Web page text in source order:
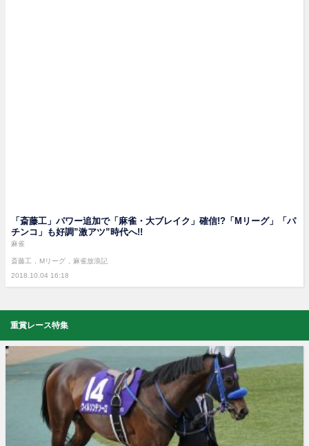
「斎藤工」パワー追加で「麻雀・大ブレイク」確信!?「Mリーグ」「パ
チンコ」も好調”激アツ”時代へ!!
2018.10.04 16:18
麻雀
斎藤工 Mリーグ 麻雀放浪記
重賞レース特集